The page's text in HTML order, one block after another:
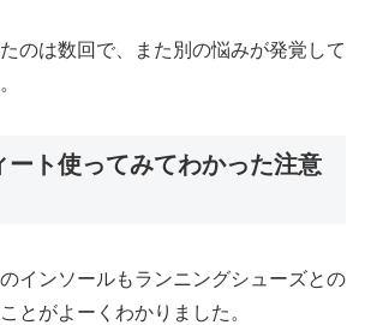
のは数回で、また別の悩みが発覚して
ート使ってみてわかった注意
インソールもランニングシューズとの
とがよーくわかりました。